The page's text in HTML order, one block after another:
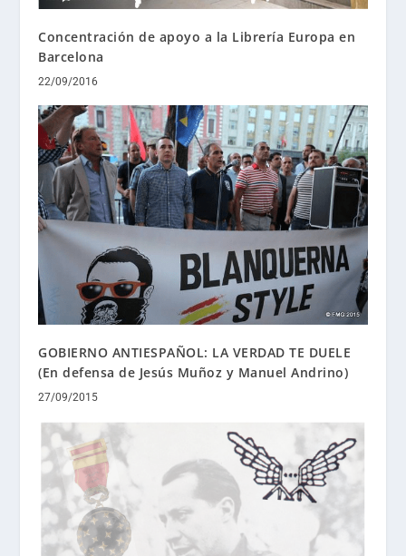
Concentración de apoyo a la Librería Europa en
Barcelona
22/09/2016
GOBIERNO ANTIESPAÑOL: LA VERDAD TE DUELE
(En defensa de Jesús Muñoz y Manuel Andrino)
27/09/2015